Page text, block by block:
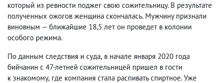
который из ревности поджег свою сожительницу. В результате
полученных ожогов женщина скончалась. Мужчину признали
виновным — ближайшие 18,5 лет он проведет в колонии
особого режима.
По данным следствия и суда, в начале января 2020 года
бийчанин с 47-летней сожительницей пришел в гости
к знакомому, где компания стала распивать спиртное. Уже